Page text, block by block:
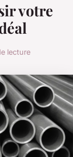
votre
lecture